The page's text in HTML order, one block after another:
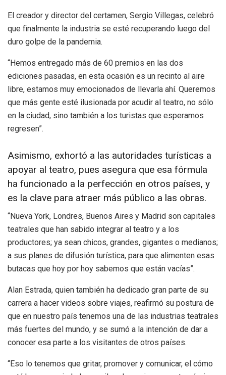
El creador y director del certamen, Sergio Villegas, celebró
que finalmente la industria se esté recuperando luego del
duro golpe de la pandemia.
“Hemos entregado más de 60 premios en las dos
ediciones pasadas, en esta ocasión es un recinto al aire
libre, estamos muy emocionados de llevarla ahí. Queremos
que más gente esté ilusionada por acudir al teatro, no sólo
en la ciudad, sino también a los turistas que esperamos
regresen”.
Asimismo, exhortó a las autoridades turísticas a
apoyar al teatro, pues asegura que esa fórmula
ha funcionado a la perfección en otros países, y
es la clave para atraer más público a las obras.
“Nueva York, Londres, Buenos Aires y Madrid son capitales
teatrales que han sabido integrar al teatro y a los
productores; ya sean chicos, grandes, gigantes o medianos;
a sus planes de difusión turística, para que alimenten esas
butacas que hoy por hoy sabemos que están vacías”.
Alan Estrada, quien también ha dedicado gran parte de su
carrera a hacer videos sobre viajes, reafirmó su postura de
que en nuestro país tenemos una de las industrias teatrales
más fuertes del mundo, y se sumó a la intención de dar a
conocer esa parte a los visitantes de otros países.
“Eso lo tenemos que gritar, promover y comunicar, el cómo